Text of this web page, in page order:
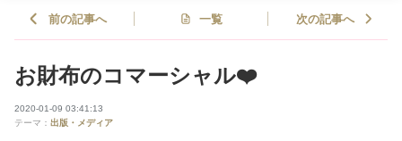
前の記事へ 一覧 次の記事へ
お財布のコマーシャル❤️
2020-01-09 03:41:13
テーマ： 出版・メディア